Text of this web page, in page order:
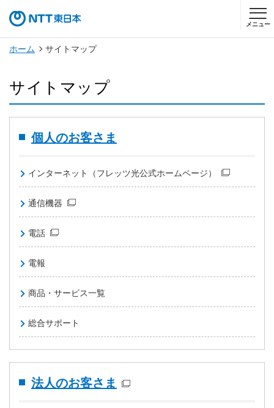
メニュー
ホーム サイトマップ
サイトマップ
個人のお客さま
インターネット（フレッツ光公式ホームページ）
通信機器
電話
電報
商品・サービス一覧
総合サポート
法人のお客さま